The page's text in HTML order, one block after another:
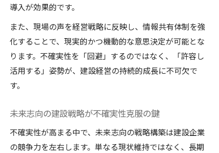
導入が効果的です。
また、現場の声を経営戦略に反映し、情報共有体制を強
化することで、現実的かつ機動的な意思決定が可能とな
ります。不確実性を「回避」するのではなく、「許容し
活用する」姿勢が、建設経営の持続的成長に不可欠で
す。
未来志向の建設戦略が不確実性克服の鍵
不確実性が高まる中で、未来志向の戦略構築は建設企業
の競争力を左右します。単なる現状維持ではなく、長期